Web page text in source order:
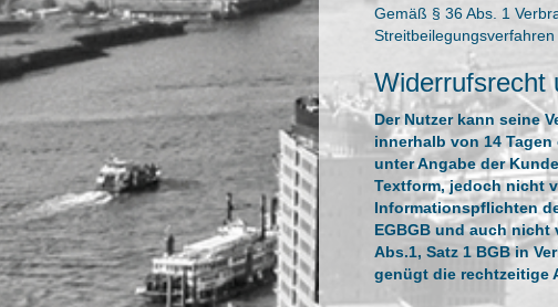
Gemäß § 36 Abs. 1
Widerrufsrecht
Der Nutzer kann seine
innerhalb von 14
unter Angabe der
Textform, jedoch nicht
Informationspflichten
EGBGB und auch
Abs.1, Satz 1 BGB in
genügt die rechtzeitige